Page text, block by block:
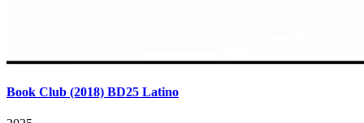
Book Club (2018) BD25 Latino